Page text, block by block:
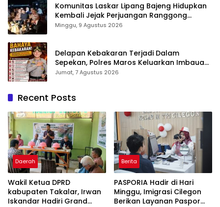
Komunitas Laskar Lipang Bajeng Hidupkan
Kembali Jejak Perjuangan Ranggong
Daeng Romo, Wabup Takalar: Apresiasi
Minggu, 9 Agustus 2026
Delapan Kebakaran Terjadi Dalam
Sepekan, Polres Maros Keluarkan Imbauan
kepada Masyarakat
Jumat, 7 Agustus 2026
Recent Posts
Daerah
Wakil Ketua DPRD
kabupaten Takalar, Irwan
Iskandar Hadiri Grand
Berita
PASPORIA Hadir di Hari
Minggu, Imigrasi Cilegon
Berikan Layanan Paspor